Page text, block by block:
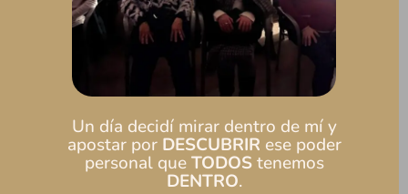
Un día decidí mirar dentro de mí y
apostar por DESCUBRIR ese poder
personal queTODOStenemos
DENTRO.